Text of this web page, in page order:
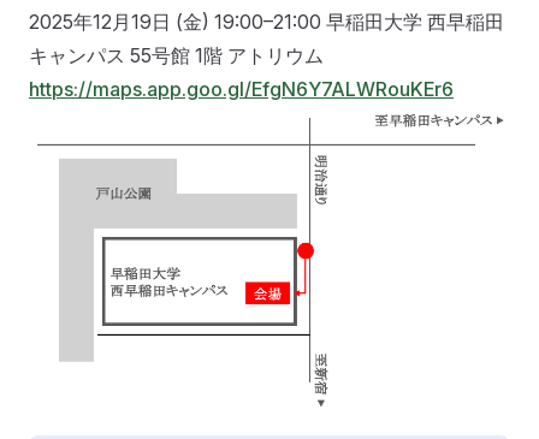
2025年12月19日 (金) 19:00–21:00 早稲田大学 西早稲田
キャンパス 55号館 1階 アトリウム
https://maps.app.goo.gl/EfgN6Y7ALWRouKEr6